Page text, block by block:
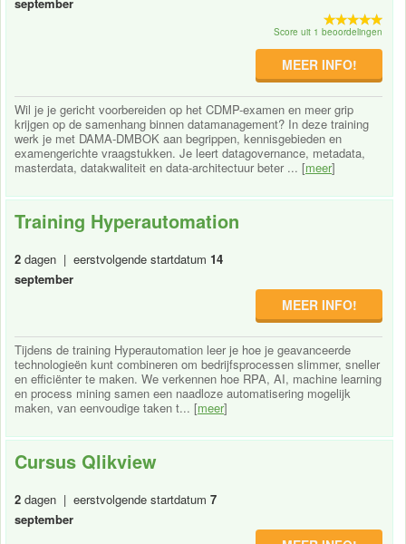
Score uit 1 beoordelingen
MEER INFO!
Wil je je gericht voorbereiden op het CDMP-examen en meer grip
krijgen op de samenhang binnen datamanagement? In deze training
werk je met DAMA-DMBOK aan begrippen, kennisgebieden en
examengerichte vraagstukken. Je leert datagovernance, metadata,
masterdata, datakwaliteit en data-architectuur beter ... [meer]
Training Hyperautomation
2 dagen | eerstvolgende startdatum 14
september
MEER INFO!
Tijdens de training Hyperautomation leer je hoe je geavanceerde
technologieën kunt combineren om bedrijfsprocessen slimmer, sneller
en efficiënter te maken. We verkennen hoe RPA, AI, machine learning
en process mining samen een naadloze automatisering mogelijk
maken, van eenvoudige taken t... [meer]
Cursus Qlikview
2 dagen | eerstvolgende startdatum 7
september